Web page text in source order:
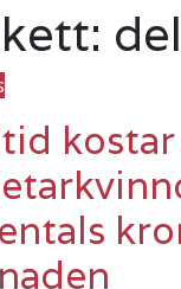
kostar